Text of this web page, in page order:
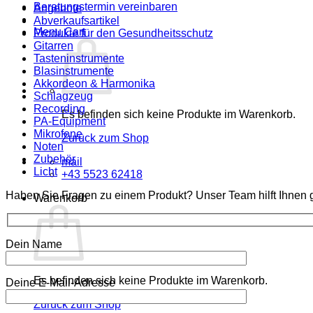
Beratungstermin vereinbaren
Menu Cart
Es befinden sich keine Produkte im Warenkorb.
Zurück zum Shop
mail
+43 5523 62418
Warenkorb
Es befinden sich keine Produkte im Warenkorb.
Zurück zum Shop
Angebote
Abverkaufsartikel
Produkte für den Gesundheitsschutz
Gitarren
Tasteninstrumente
Blasinstrumente
Akkordeon & Harmonika
Schlagzeug
Recording
PA-Equipment
Mikrofone
Noten
Zubehör
Licht
Haben Sie Fragen zu einem Produkt? Unser Team hilft Ihnen
Dein Name
Deine E-Mail-Adresse